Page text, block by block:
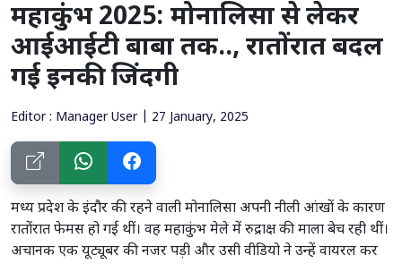
महाकुंभ 2025: मोनालिसा से लेकर
आईआईटी बाबा तक.., रातोंरात बदल
गई इनकी जिंदगी
Editor : Manager User | 27 January, 2025
मध्य प्रदेश के इंदौर की रहने वाली मोनालिसा अपनी नीली आंखों के कारण
रातोंरात फेमस हो गई थीं। वह महाकुंभ मेले में रुद्राक्ष की माला बेच रही थीं।
अचानक एक यूट्यूबर की नजर पड़ी और उसी वीडियो ने उन्हें वायरल कर